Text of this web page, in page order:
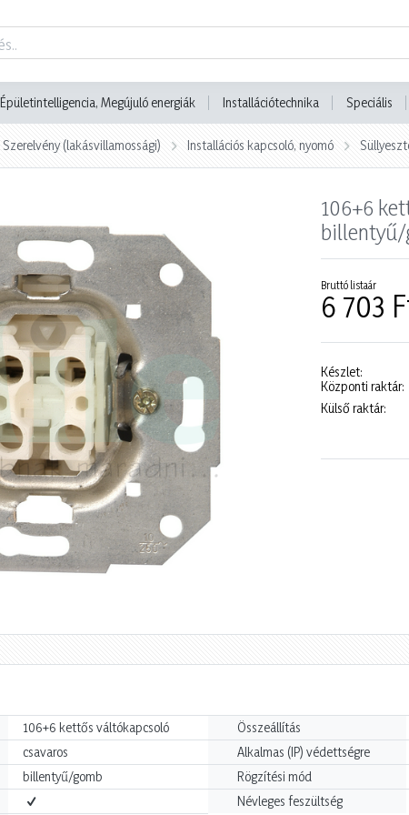
Épületintelligencia, Megújuló energiák Installációtechnika Speciális
Szerelvény (lakásvillamossági) Installációs kapcsoló, nyomó
106+6
billentyű/
Bruttó listaár
6 703
Készlet:
Központi raktár:
Külső raktár:
106+6 kettős váltókapcsoló Összeállítás
csavaros Alkalmas (IP) védettségre
billentyű/gomb Rögzítési mód
Névleges feszültség